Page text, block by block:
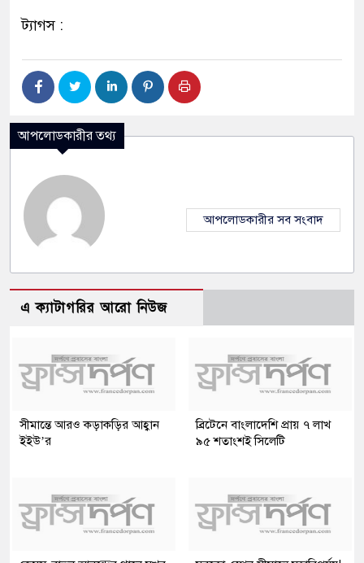
ট্যাগস :
আপলোডকারীর তথ্য
আপলোডকারীর সব সংবাদ
এ ক্যাটাগরির আরো নিউজ
সীমান্তে আরও কড়াকড়ির আহ্বান
ইইউ’র
ব্রিটেনে বাংলাদেশি প্রায় ৭ লাখ
৯৫ শতাংশই সিলেটি